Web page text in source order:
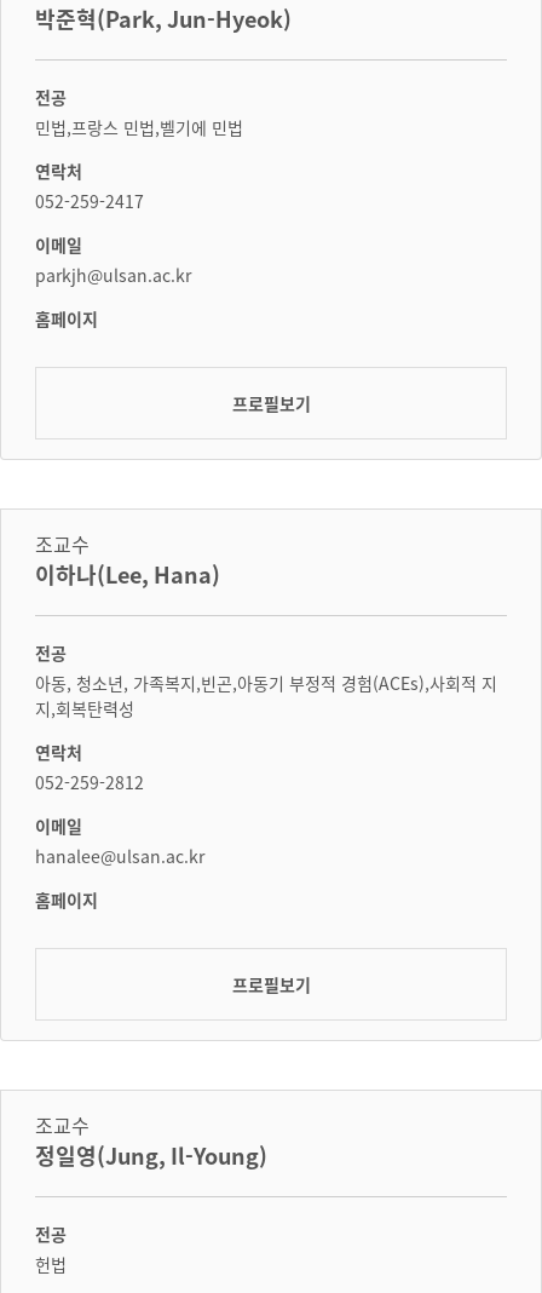
박준혁(Park, Jun-Hyeok)
전공
민법,프랑스 민법,벨기에 민법
연락처
052-259-2417
이메일
parkjh@ulsan.ac.kr
홈페이지
프로필보기
조교수
이하나(Lee, Hana)
전공
아동, 청소년, 가족복지,빈곤,아동기 부정적 경험(ACEs),사회적 지
지,회복탄력성
연락처
052-259-2812
이메일
hanalee@ulsan.ac.kr
홈페이지
프로필보기
조교수
정일영(Jung, Il-Young)
전공
헌법